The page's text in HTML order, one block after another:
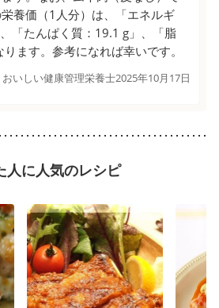
養価（1人分）は、「エネルギ
「たんぱく質：19.1 g」、「脂
ます。参考になれば幸いです。
おいしい健康管理栄養士2025年10月17日
人に人気のレシピ